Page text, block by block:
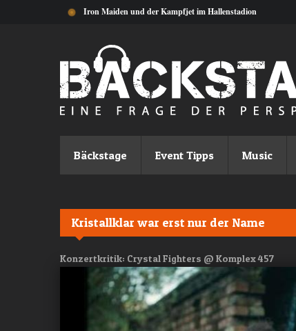
Direkt zum Inhalt Iron Maiden und der Kampfjet im Hallenstadion
Bäckstage Event Tipps Music
Kristallklar war erst nur der Name
Konzertkritik: Crystal Fighters @ Komplex 457